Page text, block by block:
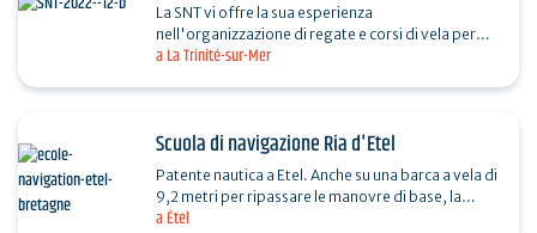
a La Trinité-sur-Mer
La SNT vi offre la sua esperienza
nell'organizzazione di regate e corsi di vela per
bambini dai 5 anni in su. Dinghy, catamarano,
a Étel
Scuola di navigazione Ria d'Etel
Patente nautica a Etel. Anche su una barca a vela di
9,2 metri per ripassare le manovre di base, la
sicurezza, la coesione del gruppo, la navigazione